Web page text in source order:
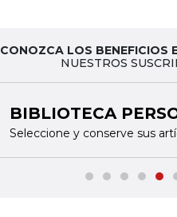
CONOZCA LOS BENEFICIOS
NUESTROS
BIBLIOTECA
Seleccione y conserve sus